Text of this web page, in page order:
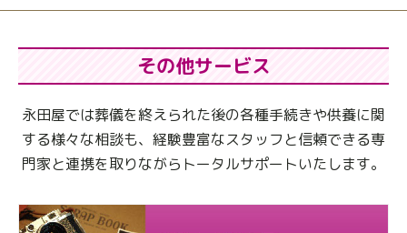
その他サービス
永田屋では葬儀を終えられた後の各種手続きや供養に関
する様々な相談も、 経験豊富なスタッフと信頼できる専
門家と連携を取りながらトータルサポートいたします。